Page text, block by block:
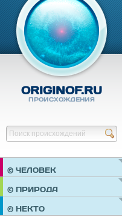
ORIGINOF.RU
ПРОИСХОЖДЕНИЯ
© ЧЕЛОВЕК
ПРАЗДНИКИ
ОБЩЕСТВО
© ПРИРОДА
© НЕКТО